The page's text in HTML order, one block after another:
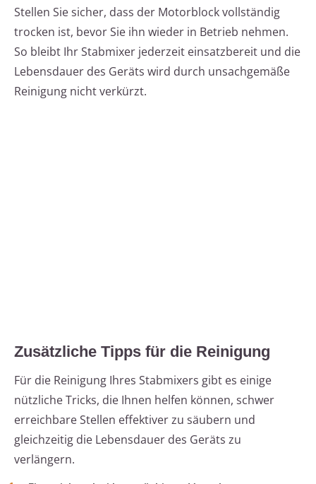
Stellen Sie sicher, dass der Motorblock vollständig
trocken ist, bevor Sie ihn wieder in Betrieb nehmen.
So bleibt Ihr Stabmixer jederzeit einsatzbereit und die
Lebensdauer des Geräts wird durch unsachgemäße
Reinigung nicht verkürzt.
Zusätzliche Tipps für die Reinigung
Für die Reinigung Ihres Stabmixers gibt es einige
nützliche Tricks, die Ihnen helfen können, schwer
erreichbare Stellen effektiver zu säubern und
gleichzeitig die Lebensdauer des Geräts zu
verlängern.